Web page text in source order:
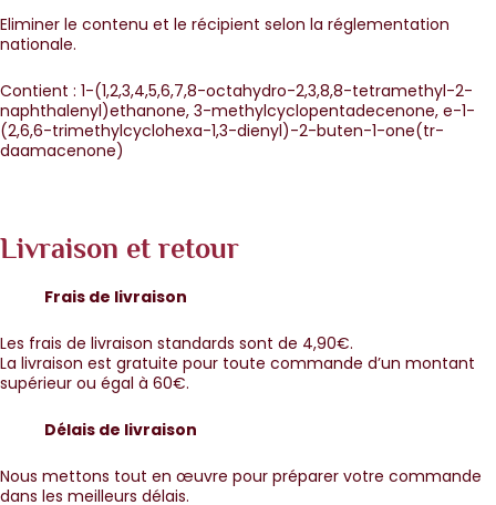
Eliminer le contenu et le récipient selon la réglementation
nationale.
Contient : 1-(1,2,3,4,5,6,7,8-octahydro-2,3,8,8-tetramethyl-2-
naphthalenyl)ethanone, 3-methylcyclopentadecenone, e-1-
(2,6,6-trimethylcyclohexa-1,3-dienyl)-2-buten-1-one(tr-
daamacenone)
Livraison et retour
Frais de livraison
Les frais de livraison standards sont de 4,90€.
La livraison est gratuite pour toute commande d’un montant
supérieur ou égal à 60€.
Délais de livraison
Nous mettons tout en œuvre pour préparer votre commande
dans les meilleurs délais.